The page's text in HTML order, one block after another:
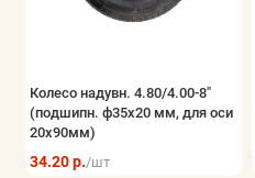
Колесо надувн. 4.80/4.00-8"
(подшипн. ф35x20 мм, для оси
20x90мм)
34.20 р./шт